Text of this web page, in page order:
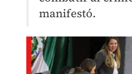
manifestó.